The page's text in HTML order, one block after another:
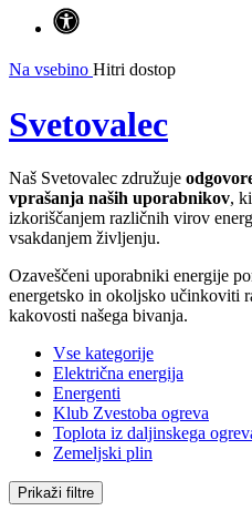
Na vsebino Hitri dostop
Svetovalec
Naš Svetovalec združuje
vprašanja naših uporabnikov,
izkoriščanjem različnih virov
vsakdanjem življenju.
Ozaveščeni uporabniki energije
energetsko in okoljsko učinkoviti
kakovosti našega bivanja.
Vse kategorije
Električna energija
Energenti
Klub Zvestoba ogreva
Toplota iz daljinskega
Zemeljski plin
Prikaži filtre